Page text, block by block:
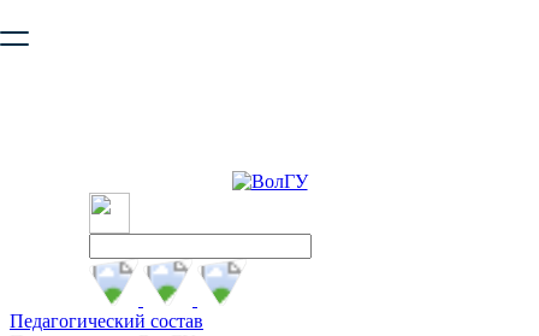
безопасную работу с сайтом. Пожалуйста
Педагогический состав